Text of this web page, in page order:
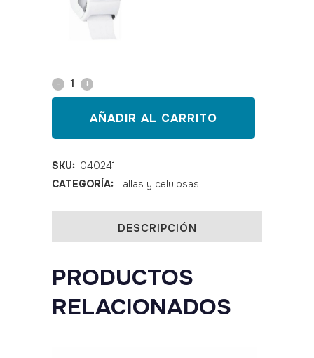
Papel
secamanos
palanca
tisú
quantity
AÑADIR AL CARRITO
SKU: 040241
CATEGORÍA: Tallas y celulosas
DESCRIPCIÓN
PRODUCTOS
RELACIONADOS